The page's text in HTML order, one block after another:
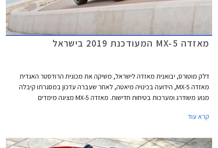
מאזדה MX-5 המעודכנת 2019 בישראל
דלק מוטורס, יבואנית מאזדה לישראל, משיקה את מכונית הרודסטר האגדית
מאזדה MX-5, הידועה בכינויה מיאטה, לאחר שעברה עדכון במסגרתו קיבלה
מנוע משודרג ומערכות בטיחות חדישות. מאזדה MX-5 מציגה מימדים
הגלגלים באורך 2,310 מ"מ. תא המטען בנפח 130 ליטרים בלבד.
קרא עוד